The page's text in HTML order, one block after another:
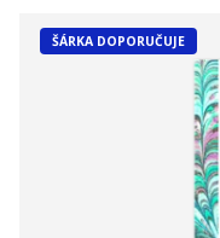
ŠÁRKA DOPORUČUJE